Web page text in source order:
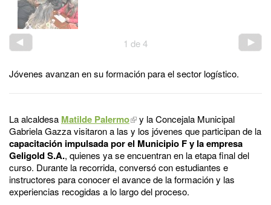
1 de4
Jóvenes avanzan en su formación para el sector logístico.
La alcaldesa Matilde Palermo y laConcejala Municipal
Gabriela Gazza visitarona las y los jóvenes que participan de la
capacitación impulsada por el Municipio F y la empresa
Geligold S.A., quienes ya se encuentran en la etapa final del
curso. Durante la recorrida, conversó con estudiantes e
instructores para conocer el avance de la formación y las
experiencias recogidas a lo largo del proceso.